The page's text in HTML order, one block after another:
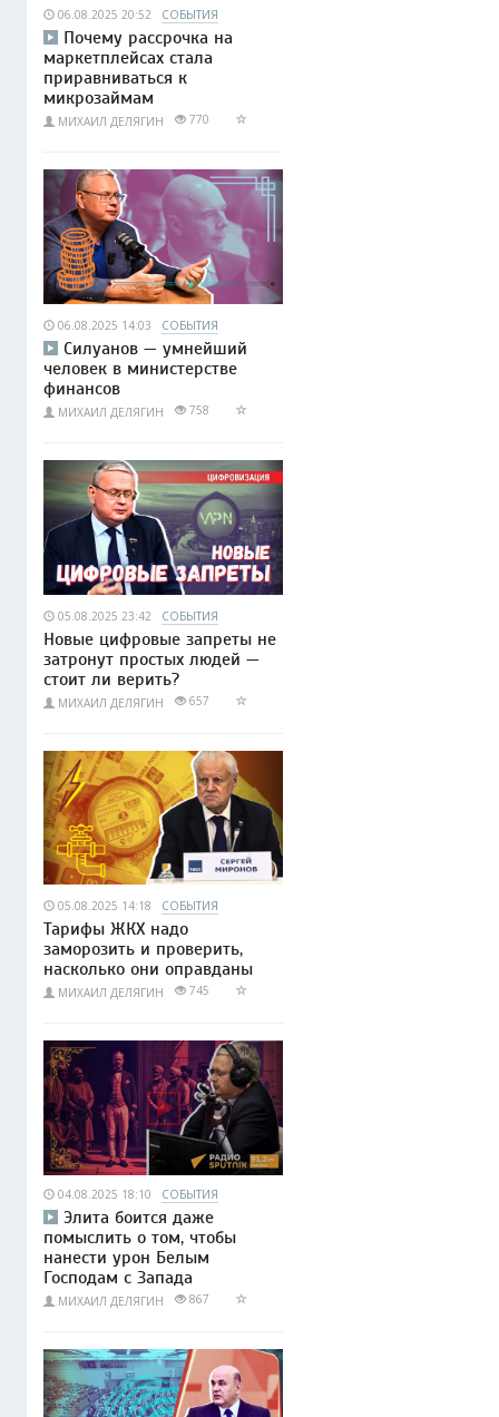
06.08.2025 20:52 СОБЫТИЯ
Почему рассрочка на
маркетплейсах стала
приравниваться к
микрозаймам
МИХАИЛ ДЕЛЯГИН 770
06.08.2025 14:03 СОБЫТИЯ
Силуанов — умнейший
человек в министерстве
финансов
МИХАИЛ ДЕЛЯГИН 758
05.08.2025 23:42 СОБЫТИЯ
Новые цифровые запреты не
затронут простых людей —
стоит ли верить?
МИХАИЛ ДЕЛЯГИН 657
05.08.2025 14:18 СОБЫТИЯ
Тарифы ЖКХ надо
заморозить и проверить,
насколько они оправданы
МИХАИЛ ДЕЛЯГИН 745
04.08.2025 18:10 СОБЫТИЯ
Элита боится даже
помыслить о том, чтобы
нанести урон Белым
Господам с Запада
МИХАИЛ ДЕЛЯГИН 867